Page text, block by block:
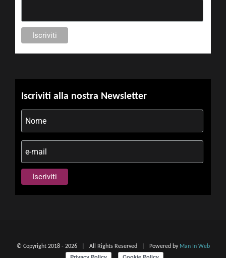
Iscriviti alla nostra Newsletter
© Copyright 2018 - 2026 | All Rights Reserved | Powered by Man In Web